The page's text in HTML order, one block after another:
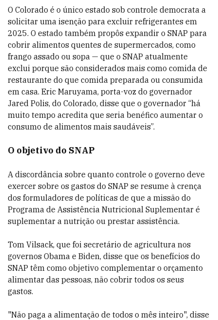
O Colorado é o único estado sob controle democrata a
solicitar uma isenção para excluir refrigerantes em
2025. O estado também propôs expandir o SNAP para
cobrir alimentos quentes de supermercados, como
frango assado ou sopa — que o SNAP atualmente
exclui porque são considerados mais como comida de
restaurante do que comida preparada ou consumida
em casa. Eric Maruyama, porta-voz do governador
Jared Polis, do Colorado, disse que o governador “há
muito tempo acredita que seria benéfico aumentar o
consumo de alimentos mais saudáveis”.
O objetivo do SNAP
A discordância sobre quanto controle o governo deve
exercer sobre os gastos do SNAP se resume à crença
dos formuladores de políticas de que a missão do
Programa de Assistência Nutricional Suplementar é
suplementar a nutrição ou prestar assistência.
Tom Vilsack, que foi secretário de agricultura nos
governos Obama e Biden, disse que os benefícios do
SNAP têm como objetivo complementar o orçamento
alimentar das pessoas, não cobrir todos os seus
gastos.
"Não paga a alimentação de todos o mês inteiro", disse